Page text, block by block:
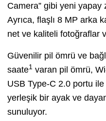
Camera” gibi yeni
Ayrıca, flaşlı 8 MP arka
net ve kaliteli fotoğraflar
Güvenilir pil ömrü ve
saate1 varan pil ömrü,
USB Type-C 2.0 portu
yerleşik bir ayak ve
sunuluyor.